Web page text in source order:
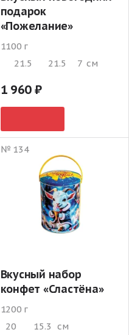
подарок
«Пожелание»
1100 г
21.5
21.5 7 см
1 960
№ 134
Вкусный набор
конфет «Сластёна»
1200 г
20
15.3 см